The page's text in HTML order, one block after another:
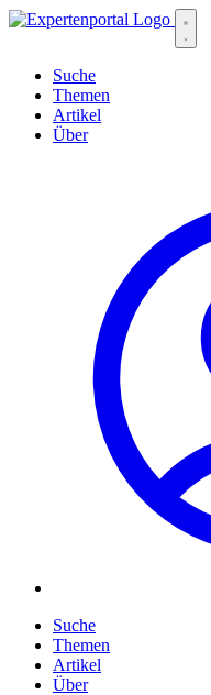
Suche
Themen
Artikel
Über
Suche
Themen
Artikel
Über